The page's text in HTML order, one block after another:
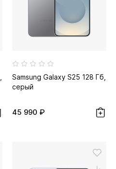
Samsung Galaxy S25 128 Гб,
серый
45 990 ₽